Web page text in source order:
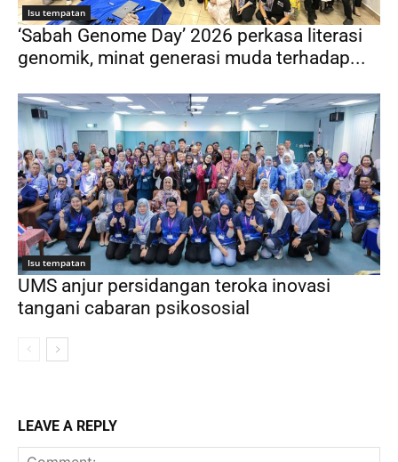
Isu tempatan
‘Sabah Genome Day’ 2026 perkasa literasi
genomik, minat generasi muda terhadap...
Isu tempatan
UMS anjur persidangan teroka inovasi
tangani cabaran psikososial
LEAVE A REPLY